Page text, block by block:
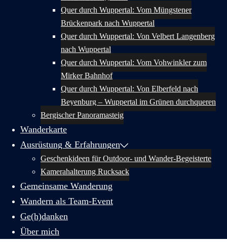
Quer durch Wuppertal: Vom Müngstener
Brückenpark nach Wuppertal
Quer durch Wuppertal: Von Velbert Langenberg
nach Wuppertal
Quer durch Wuppertal: Vom Vohwinkler zum
Mirker Bahnhof
Quer durch Wuppertal: Von Elberfeld nach
Beyenburg – Wuppertal im Grünen durchqueren
Bergischer Panoramasteig
Wanderkarte
Ausrüstung & Erfahrungen
Geschenkideen für Outdoor- und Wander-Begeisterte
Kamerahalterung Rucksack
Gemeinsame Wanderung
Wandern als Team-Event
Ge(h)danken
Über mich